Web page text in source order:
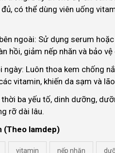
đủ, có thể dùng viên uống
ngoài: Sử dụng serum
hồi, giảm nếp nhăn và bảo
ngày: Luôn thoa kem chống
vitamin, khiến da sạm và
ba yếu tố, dinh dưỡng,
rỡ dài lâu.
(Theo lamdep)
vitamin nếp nhăn